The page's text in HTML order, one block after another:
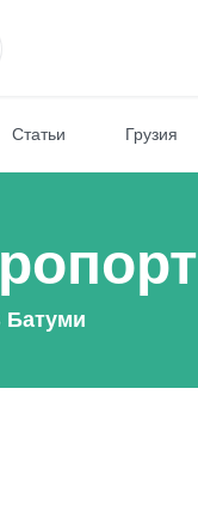
Статьи Грузия
Батуми